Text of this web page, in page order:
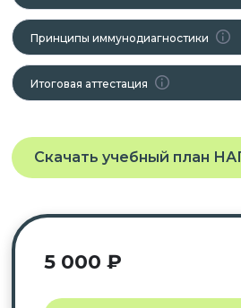
Принципы иммунодиагностики
Итоговая аттестация
Скачать учебный план
5 000 ₽